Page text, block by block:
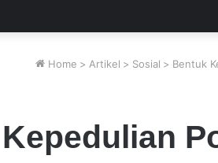
Home > Artikel > Sosial > Bentuk